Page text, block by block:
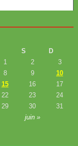
S D
juin »
1 2
3
8 9
10
15 16
17
22 23
24
29 30 31